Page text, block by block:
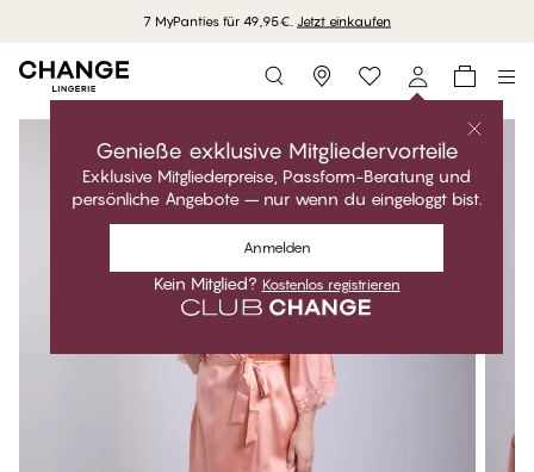
7 MyPanties für 49,95€. Jetzt einkaufen
Storefinder
Genieße exklusive Mitgliedervorteile
Exklusive Mitgliederpreise, Passform-Beratung und
persönliche Angebote – nur wenn du eingeloggt bist.
Anmelden
Kein Mitglied? Kostenlos registrieren